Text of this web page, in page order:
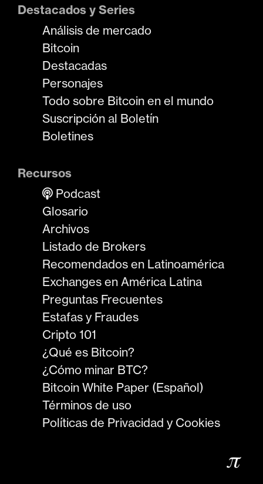
Destacados y Series
Análisis de mercado
Bitcoin
Destacadas
Personajes
Todo sobre Bitcoin en el mundo
Suscripción al Boletín
Boletines
Recursos
Podcast
Glosario
Archivos
Listado de Brokers
Recomendados en Latinoamérica
Exchanges en América Latina
Preguntas Frecuentes
Estafas y Fraudes
Cripto 101
¿Qué es Bitcoin?
¿Cómo minar BTC?
Bitcoin White Paper (Español)
Términos de uso
Políticas de Privacidad y Cookies
𝜋